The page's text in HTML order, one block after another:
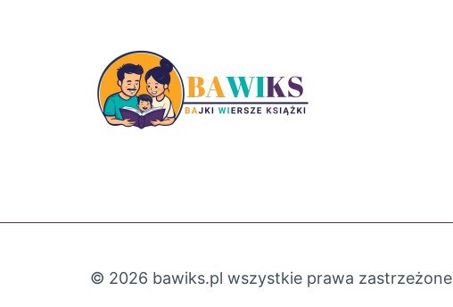
© 2026 bawiks.pl wszystkie prawa zastrzeżone